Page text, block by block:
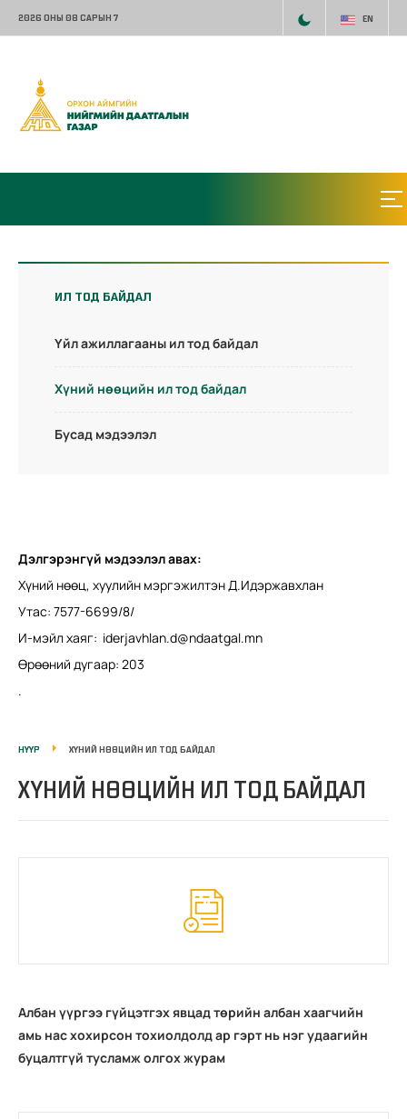
2026 ОНЫ 08 САРЫН 7 EN
ИЛ ТОД БАЙДАЛ
Үйл ажиллагааны ил тод байдал
Хүний нөөцийн ил тод байдал
Бусад мэдээлэл
Дэлгэрэнгүй мэдээлэл авах:
Хүний нөөц, хуулийн мэргэжилтэн Д.Идэржавхлан
Утас: 7577-6699/8/
И-мэйл хаяг: iderjavhlan.d@ndaatgal.mn
Өрөөний дугаар: 203
.
НҮҮР ХҮНИЙ НӨӨЦИЙН ИЛ ТОД БАЙДАЛ
ХҮНИЙ НӨӨЦИЙН ИЛ ТОД БАЙДАЛ
Албан үүргээ гүйцэтгэх явцад төрийн албан хаагчийн
амь нас хохирсон тохиолдолд ар гэрт нь нэг удаагийн
буцалтгүй тусламж олгох журам